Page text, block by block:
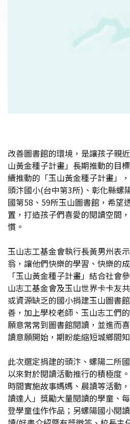
改善圖書館的環境，是讓孩子親
山黃金種子計畫」長期推動的目
續推動的「玉山黃金種子計畫」
頭汴國小(台中第3所)、彰化縣螺
國第58、59所玉山圖書館，希望
置，打造孩子們喜愛的閱讀空間
慣。
玉山志工基金會執行長黃男州表
翁，讓他們快樂的學習、快樂的
「玉山黃金種子計畫」結合社會
山志工基金會及玉山世界卡卡友
或資源缺乏的國小捐建玉山圖書
善，加上學校老師、玉山志工們
願意常常到圖書館閱讀，並進而
讀意願開始，期盼能縮短城鄉間
此次選定捐建的頭汴、螺陽二所
以來對於閱讀活動推行的積極度
時間實施故事媽媽、晨讀等活動
讀達人」獎勵大量閱讀的學童、
登學童佳作作品；另螺陽國小閱